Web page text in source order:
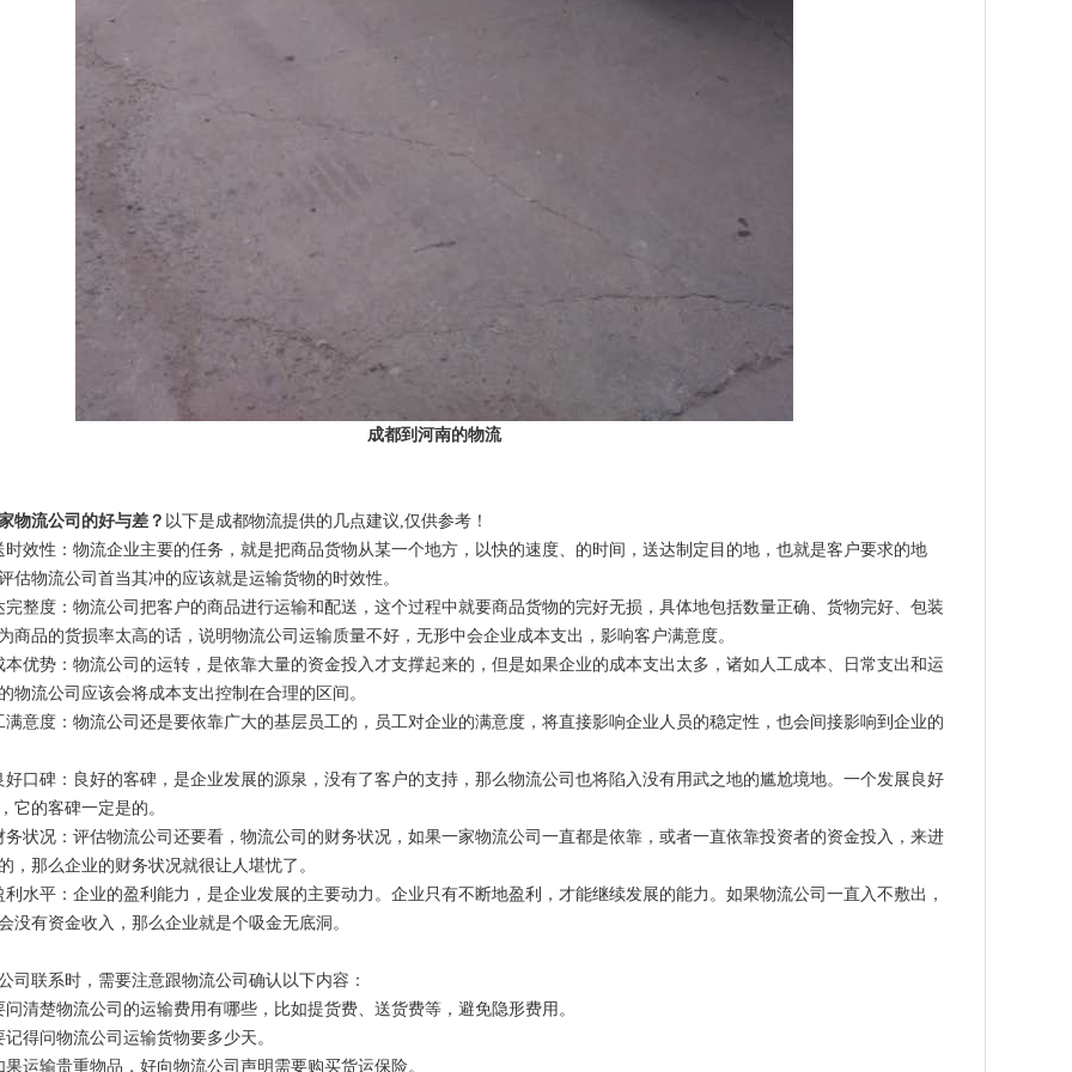
成都到河南的物流
物流公司的好与差？ 以下是成都物流提供的几点建议,仅供参考！
时效性：物流企业主要的任务，就是把商品货物从某一个地方，以快的速度、的时间，送达制定目的地，也就是客户要求的地
估物流公司首当其冲的应该就是运输货物的时效性。
完整度：物流公司把客户的商品进行运输和配送，这个过程中就要商品货物的完好无损，具体地包括数量正确、货物完好、包装
商品的货损率太高的话，说明物流公司运输质量不好，无形中会企业成本支出，影响客户满意度。
本优势：物流公司的运转，是依靠大量的资金投入才支撑起来的，但是如果企业的成本支出太多，诸如人工成本、日常支出和运
物流公司应该会将成本支出控制在合理的区间。
满意度：物流公司还是要依靠广大的基层员工的，员工对企业的满意度，将直接影响企业人员的稳定性，也会间接影响到企业的
好口碑：良好的客碑，是企业发展的源泉，没有了客户的支持，那么物流公司也将陷入没有用武之地的尴尬境地。一个发展良好
它的客碑一定是的。
务状况：评估物流公司还要看，物流公司的财务状况，如果一家物流公司一直都是依靠，或者一直依靠投资者的资金投入，来进
，那么企业的财务状况就很让人堪忧了。
利水平：企业的盈利能力，是企业发展的主要动力。企业只有不断地盈利，才能继续发展的能力。如果物流公司一直入不敷出，
没有资金收入，那么企业就是个吸金无底洞。
司联系时，需要注意跟物流公司确认以下内容：
问清楚物流公司的运输费用有哪些，比如提货费、送货费等，避免隐形费用。
得问物流公司运输货物要多少天。
果运输贵重物品，好向物流公司声明需要购买货运保险。